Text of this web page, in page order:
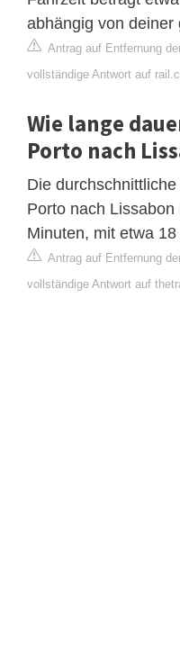
abhängig von deiner
Antrag auf Entfernung
vollständige Antwort auf
Wie lange
Porto nach
Die
Porto nach
Minuten, mit etwa
Antrag auf Entfernung
vollständige Antwort auf